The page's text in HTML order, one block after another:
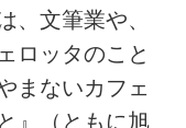
、文筆業や、
ロッタのこと
まないカフェ
』（ともに旭